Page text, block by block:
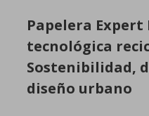
Papelera Expert
tecnológica
Sostenibilidad,
diseño urbano